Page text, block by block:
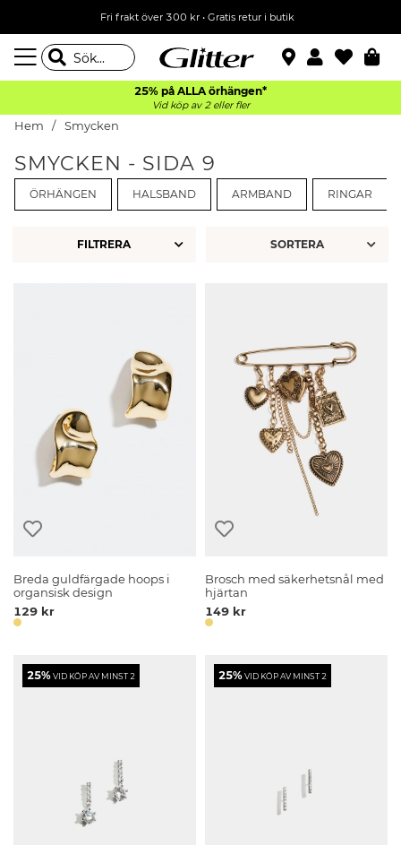
Fri frakt över 300 kr• Gratis retur i butik
25% på ALLA örhängen*
Vid köp av 2 eller fler
Hem Smycken
SMYCKEN - SIDA 9
ÖRHÄNGEN HALSBAND ARMBAND RINGAR
FILTRERA
Breda guldfärgade hoops i
organsisk design
129 kr
Brosch med säkerhetsnål med
hjärtan
149 kr
25%VID KÖP AV MINST 2 25%VID KÖP AV MINST 2